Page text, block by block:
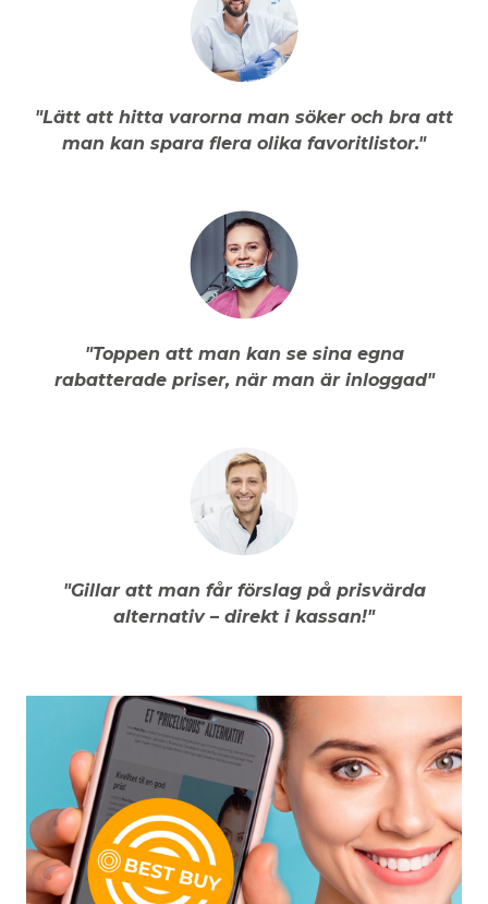
"Lätt att hitta varorna man söker och bra att
man kan spara flera olika favoritlistor."
"Toppen att man kan se sina egna
rabatterade priser, när man är inloggad"
"Gillar att man får förslag på prisvärda
alternativ – direkt i kassan!"